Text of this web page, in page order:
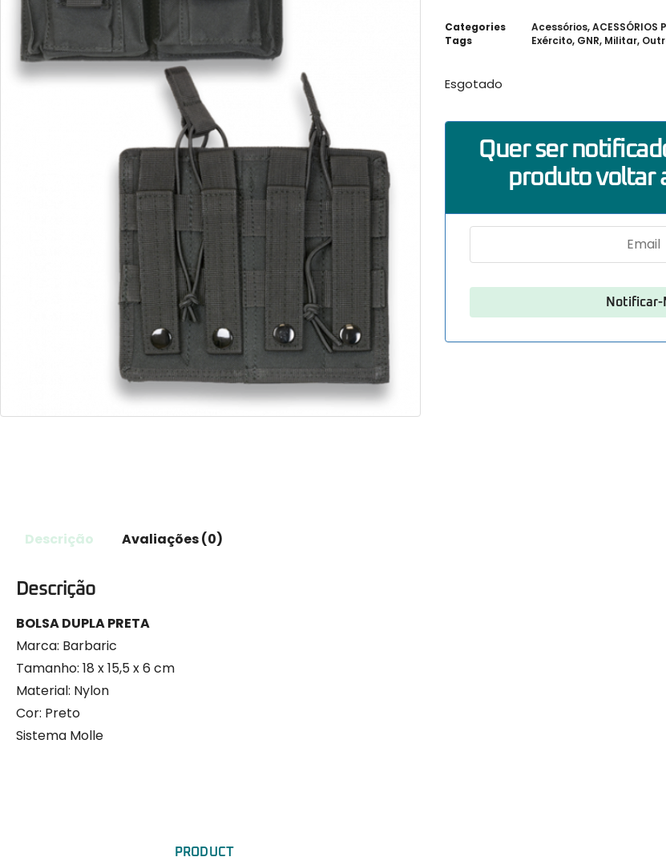
Categories Acessórios,ACESSÓRIOS
Tags
Exército, GNR, Militar,
Esgotado
Quer ser
produto voltar
Descrição Avaliações (0)
Descrição
BOLSA DUPLA PRETA
Marca: Barbaric
Tamanho: 18 x 15,5 x 6 cm
Material: Nylon
Cor: Preto
Sistema Molle
PRODUCT